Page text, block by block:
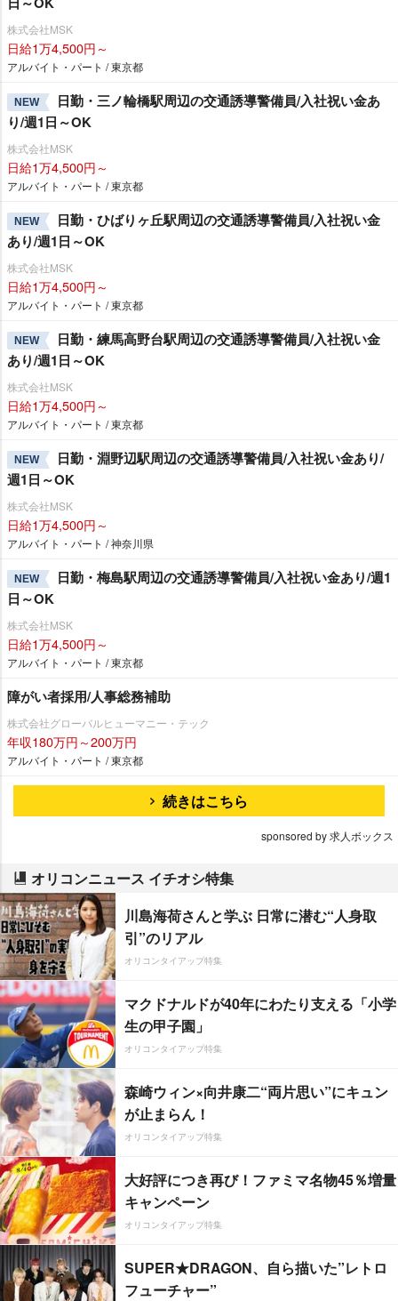
株式会社MSK
日給1万4,500円～
アルバイト・パート / 東京都
NEW
日勤・三ノ輪橋駅周辺の交通誘導警備員/入社祝い金あ
り/週1日～OK
株式会社MSK
日給1万4,500円～
アルバイト・パート / 東京都
NEW
日勤・ひばりヶ丘駅周辺の交通誘導警備員/入社祝い金
あり/週1日～OK
株式会社MSK
日給1万4,500円～
アルバイト・パート / 東京都
NEW
日勤・練馬高野台駅周辺の交通誘導警備員/入社祝い金
あり/週1日～OK
株式会社MSK
日給1万4,500円～
アルバイト・パート / 東京都
NEW
日勤・淵野辺駅周辺の交通誘導警備員/入社祝い金あり/
週1日～OK
株式会社MSK
日給1万4,500円～
アルバイト・パート / 神奈川県
NEW
日勤・梅島駅周辺の交通誘導警備員/入社祝い金あり/週1
日～OK
株式会社MSK
日給1万4,500円～
アルバイト・パート / 東京都
障がい者採用/人事総務補助
株式会社グローバルヒューマニー・テック
年収180万円～200万円
アルバイト・パート / 東京都
続きはこちら
sponsored by 求人ボックス
オリコンニュース イチオシ特集
川島海荷さんと学ぶ 日常に潜む“人身取
引”のリアル
オリコンタイアップ特集
マクドナルドが40年にわたり支える「小学
生の甲子園」
オリコンタイアップ特集
森崎ウィン×向井康二“両片思い”にキュン
が止まらん！
オリコンタイアップ特集
大好評につき再び！ファミマ名物45％増量
キャンペーン
オリコンタイアップ特集
SUPER★DRAGON、自ら描いた”レトロ
フューチャー”